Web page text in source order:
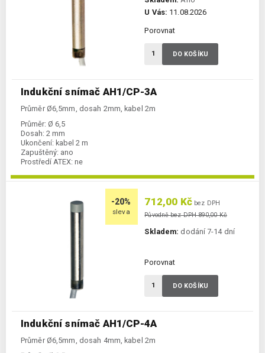
Indukční snímač AH1/CP-3A
Průměr Ø6,5mm, dosah 2mm, kabel 2m
Průměr: Ø 6,5
Dosah: 2 mm
Ukončení: kabel 2 m
Zapuštěný: ano
Prostředí ATEX: ne
U Vás: 11.08.2026
Porovnat
DO KOŠÍKU
-20%
sleva
Indukční snímač AH1/CP-4A
Průměr Ø6,5mm, dosah 4mm, kabel 2m
712,00 Kč bez DPH
Původně bez DPH 890,00 Kč
Skladem: dodání 7-14 dní
Porovnat
DO KOŠÍKU